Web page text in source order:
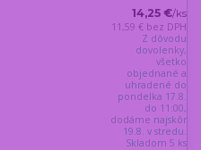
14,25 €/ks
11,59 € bez DPH
Z dôvodu
dovolenky,
všetko
objednané a
uhradené do
pondelka 17.8.
do 11:00,
dodáme najskôr
19.8. v stredu.
Skladom 5 ks